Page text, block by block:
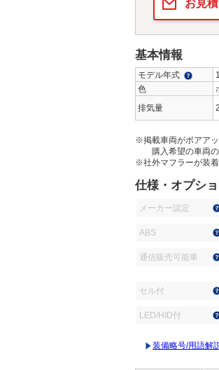
お見
基本情報
モデル年式
色
排気量
※掲載車両がボアアッ
購入希望の車両の
※社外マフラーが装着
仕様・オプシ
メーカー認定
ABS
通信販売可能車
セル付
LED/HID付
装備略号/用語解